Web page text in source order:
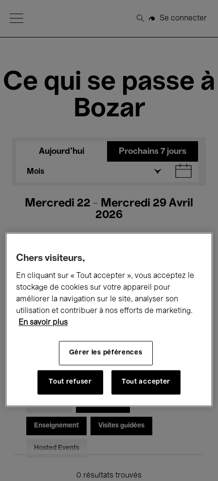
Open Menu
Rechercher
Se connecter
Ce qui se passe à
Bozar
Aujourd'hui Prochains 7 jours
Mois
Mercredi 22 - Mercredi 29 Avril
2026
Tous les événements Concerts
Expositions Films Performances
Rencontres & Débats
Musique classique Global Music
Musique électronique
Enseignement Visites guidées
Hosted Events
0 résultats trouvés
Chers visiteurs,
En cliquant sur « Tout accepter », vous acceptez le
stockage de cookies sur votre appareil pour
améliorer la navigation sur le site, analyser son
utilisation et contribuer à nos efforts de marketing.
En savoir plus
Gérer les péférences
Tout refuser Tout accepter